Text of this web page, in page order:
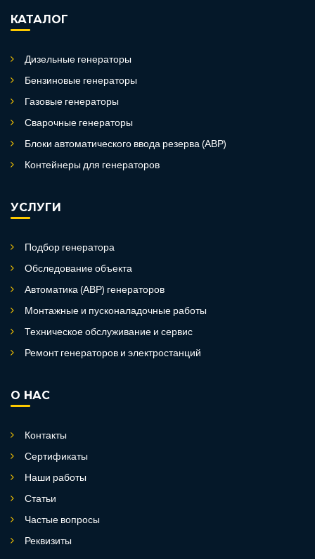
КАТАЛОГ
Дизельные генераторы
Бензиновые генераторы
Газовые генераторы
Сварочные генераторы
Блоки автоматического ввода резерва (АВР)
Контейнеры для генераторов
УСЛУГИ
Подбор генератора
Обследование объекта
Автоматика (АВР) генераторов
Монтажные и пусконаладочные работы
Техническое обслуживание и сервис
Ремонт генераторов и электростанций
О НАС
Контакты
Сертификаты
Наши работы
Статьи
Частые вопросы
Реквизиты